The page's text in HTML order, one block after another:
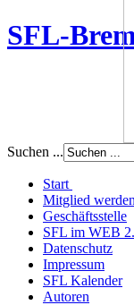
SFL-
Suchen ...
Start
Mitglied werden
Geschäftsstelle
SFL im WEB
Datenschutz
Impressum
SFL Kalender
Autoren